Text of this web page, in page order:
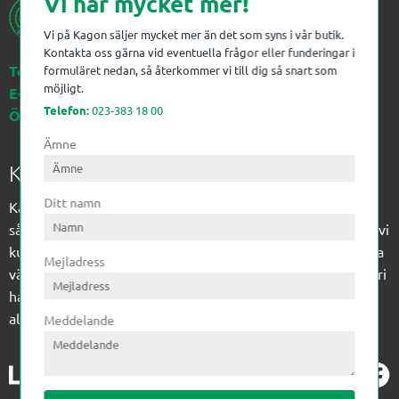
Telefon:023-383 18 00
E-post:kagon@kagon.se
Öppettider:Måndag-Fredag, 07-16
Kagon AB
Kagon har sedan 1972 levererat kompetens till
sågverksindustrin och övrig industri. Till träindustrin tillför vi
kunskap med optimeringslösningar från timmerplanen hela
vägen fram till paketering/emballering och till övrig industri
har vi ett komplement sortiment av teknikprodukter med
allt ifrån slangtillverkning till transmission och lager.
Vi på Kagon säljer mycket mer än det som syns i vår butik.
Kontakta oss gärna vid eventuella frågor eller funderingar i
formuläret nedan, så återkommer vi till dig så snart som
möjligt.
Telefon:023-383 18 00
Ämne
Ditt namn
Mejladress
Meddelande